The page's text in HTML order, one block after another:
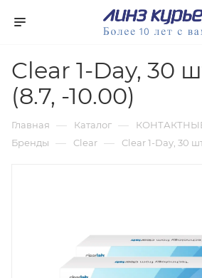
Clear 1-Day, 30
(8.7, -10.00)
Главная — Каталог —
Бренды — Clear — Clear 1-Day, 30